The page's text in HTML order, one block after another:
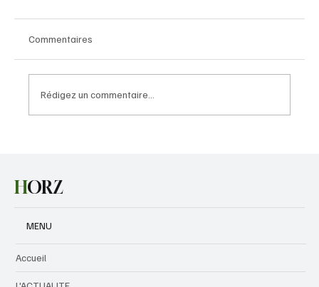
Commentaires
Rédigez un commentaire...
HORZ
MENU
Accueil